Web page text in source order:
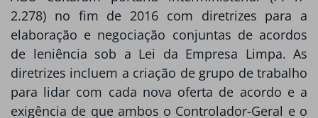
2.278) no fim de 2016 com diretrizes para a
elaboração e negociação conjuntas de acordos
de leniência sob a Lei da Empresa Limpa. As
diretrizes incluem a criação de grupo de trabalho
para lidar com cada nova oferta de acordo e a
exigência de que ambos o Controlador-Geral e o